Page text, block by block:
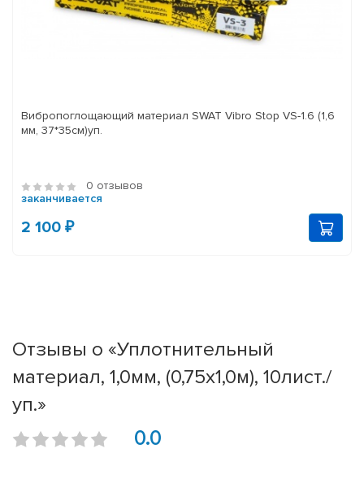
Вибропоглощающий материал SWAT Vibro Stop VS-1.6 (1,6
мм, 37*35см)уп.
0 отзывов
заканчивается
2 100 ₽
Отзывы о «Уплотнительный
материал, 1,0мм, (0,75х1,0м), 10лист./
уп.»
0.0